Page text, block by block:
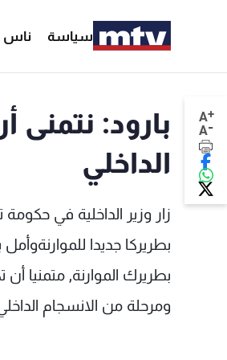
سياسة ناس
A+
A-
بارود:
الداخلي
زار وزير الداخلية في حكومة
بطريركا جديدا
بطريرك الموارنة, متمنيا
ومرحلة من الانسجام